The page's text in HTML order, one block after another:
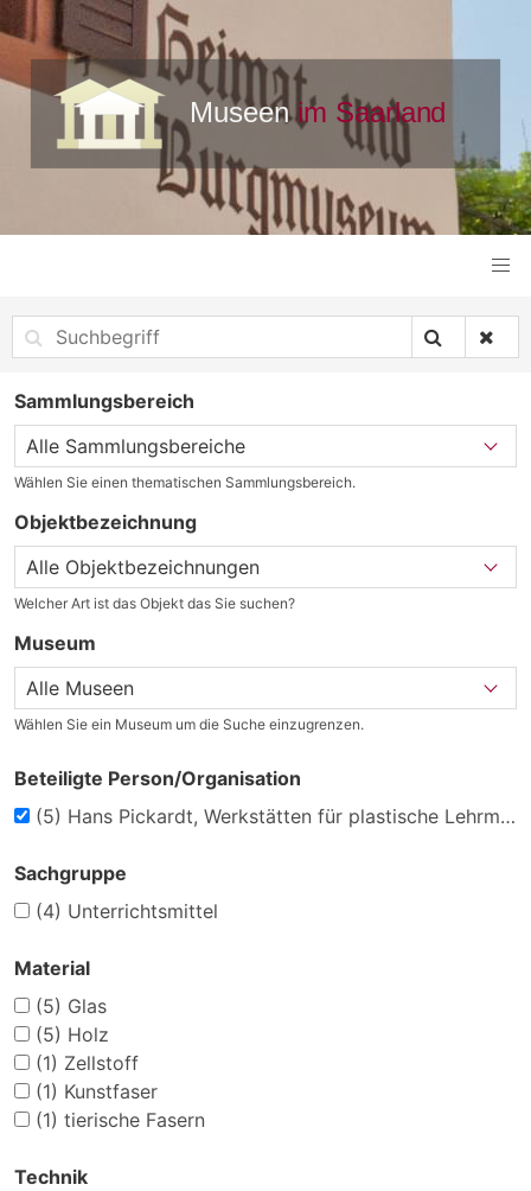
Sammlungsbereich
Wählen Sie einen thematischen Sammlungsbereich.
Objektbezeichnung
Welcher Art ist das Objekt das Sie suchen?
Museum
Wählen Sie ein Museum um die Suche einzugrenzen.
Beteiligte Person/Organisation
(5) Hans Pickardt, Werkstätten für plastische Lehrmittel
Sachgruppe
(4) Unterrichtsmittel
Material
(5) Glas
(5) Holz
(1) Zellstoff
(1) Kunstfaser
(1) tierische Fasern
Technik